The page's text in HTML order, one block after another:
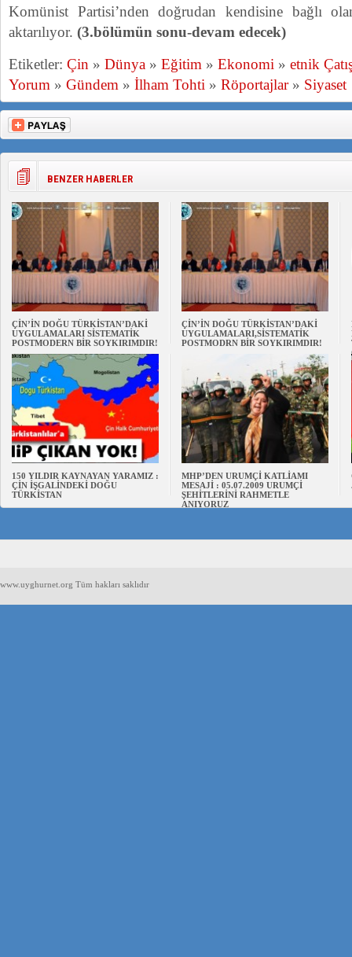
Komünist Partisi’nden doğrudan kendisine bağlı
aktarılıyor. (3.bölümün sonu-devam edecek)
Etiketler: Çin » Dünya » Eğitim » Ekonomi » etnik
Yorum » Gündem » İlham Tohti » Röportajlar» Siyaset
BENZER HABERLER
ÇİN’İN DOĞU TÜRKİSTAN’DAKİ
UYGULAMALARI SİSTEMATİK
POSTMODERN BİR SOYKIRIMDIR!
ÇİN’İN DOĞU TÜRKİSTAN’DAKİ
UYGULAMALARI,SİSTEMATİK
POSTMODRN BİR SOYKIRIMDIR!
150 YILDIR KAYNAYAN YARAMIZ :
ÇİN İŞGALİNDEKİ DOĞU
TÜRKİSTAN
MHP’DEN URUMÇİ KATLİAMI
MESAJİ : 05.07.2009 URUMÇİ
ŞEHİTLERİNİ RAHMETLE
ANIYORUZ
www.uyghurnet.org Tüm hakları saklıdır